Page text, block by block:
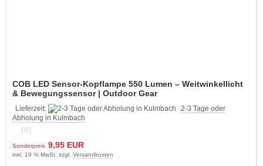
COB LED Sensor-Kopflampe 550 Lumen – Weitwinkellicht
& Bewegungssensor | Outdoor Gear
Lieferzeit:
2-3 Tage oder
Abholung in Kulmbach
(0)
Sonderpreis 9,95 EUR
inkl. 19 % MwSt. zzgl. Versandkosten